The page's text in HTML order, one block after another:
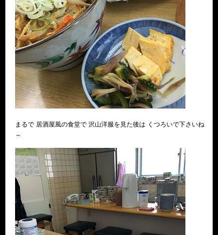
まるで 居酒屋風の食堂で 沢山洋服を見た後は くつろいで下さいね
～